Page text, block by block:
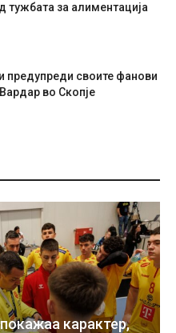
тужбата за алиментација
предупреди своите фанови
во Скопје
карактер,